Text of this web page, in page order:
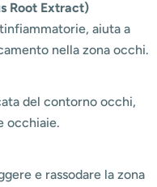
Root Extract)
aiuta a
nella zona occhi.
del contorno occhi,
occhiaie.
e rassodare la zona